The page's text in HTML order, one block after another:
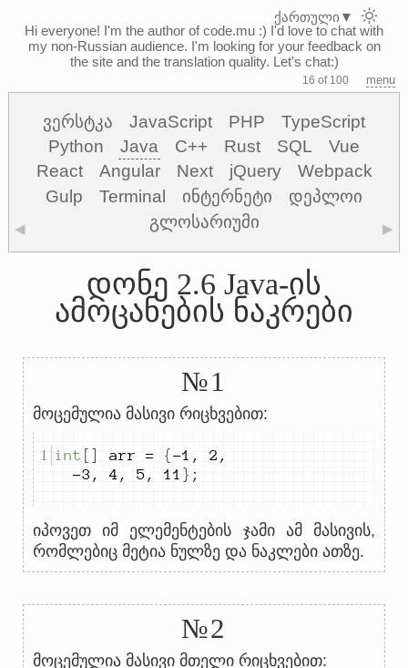
Hi everyone! I'm the author of code.mu :) I'd love to chat with
my non-Russian audience. I'm looking for your feedback on
the site and the translation quality. Let's chat:)
16 of 100 menu
ვერსტკა JavaScript PHP
TypeScript
Python
Java C++ Rust SQL
Vue
React
Angular Next jQuery
Webpack
Gulp
Terminal ინტერნეტი
დეპლოი
გლოსარიუმი
◀ ▶
დონე 2.6 Java-ის
ამოცანების ნაკრები
№1
მოცემულია მასივი რიცხვებით:
int [] arr = {-1 , 2 ,
-3 , 4 , 5 , 11 } ;
იპოვეთ იმ ელემენტების ჯამი ამ მასივის,
რომლებიც მეტია ნულზე და ნაკლები ათზე.
№2
მოცემულია მასივი მთელი რიცხვებით:
ქართული ▼